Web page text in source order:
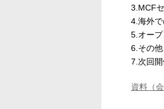
3.MCF
4.海外
5.オー
6.その
7.次回開
資料（会